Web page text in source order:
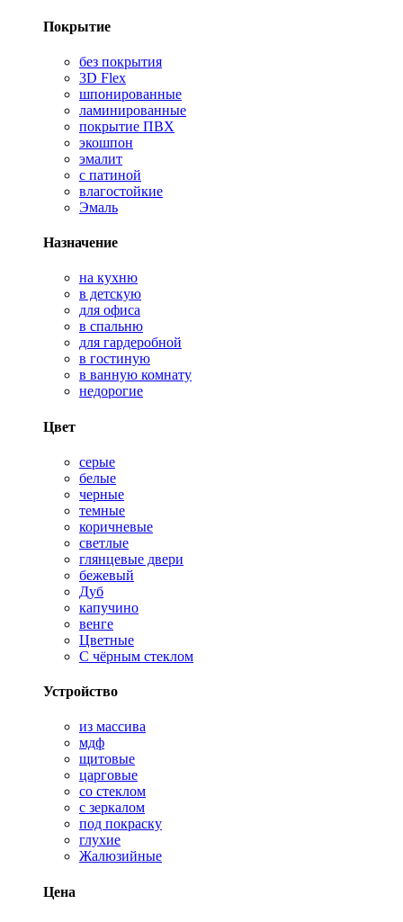
Покрытие
без покрытия
3D Flex
шпонированные
ламинированные
покрытие ПВХ
экошпон
эмалит
с патиной
влагостойкие
Эмаль
Назначение
на кухню
в детскую
для офиса
в спальню
для гардеробной
в гостиную
в ванную комнату
недорогие
Цвет
серые
белые
черные
темные
коричневые
светлые
глянцевые двери
бежевый
Дуб
капучино
венге
Цветные
С чёрным стеклом
Устройство
из массива
мдф
щитовые
царговые
со стеклом
с зеркалом
под покраску
глухие
Жалюзийные
Цена